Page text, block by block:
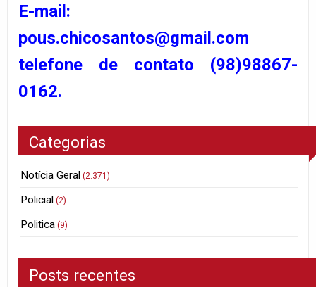
E-mail:
pous.chicosantos@gmail.com
telefone de contato (98)98867-
0162.
Categorias
Notícia Geral (2.371)
Policial (2)
Politica (9)
Posts recentes